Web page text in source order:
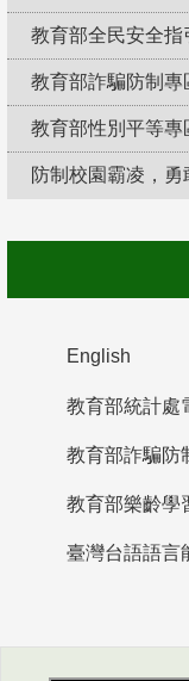
教育部全民安全指
教育部詐騙防制專
教育部性別平等專
防制校園霸凌，勇
English
教育部詐騙防
教育部樂齡學